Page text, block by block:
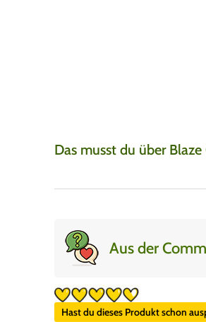
Das musst du über
Aus der
Hast du dieses Produkt schon